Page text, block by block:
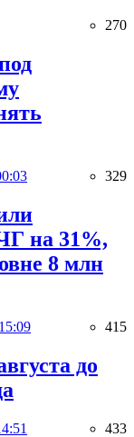
270
329
на 31%,
8 млн
415
до
433